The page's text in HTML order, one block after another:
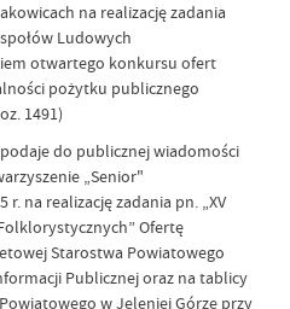
na realizację zadania
Ludowych
otwartego konkursu ofert
pożytku publicznego
1491)
do publicznej wiadomości
„Senior"
r. na realizację zadania pn. „XV
Ofertę
Starostwa Powiatowego
Publicznej oraz na tablicy
w Jeleniej Górze przy